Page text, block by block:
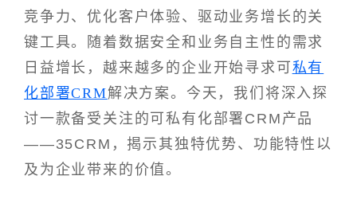
竞争力、优化客户体验、驱动业务增长的关
键工具。随着数据安全和业务自主性的需求
日益增长，越来越多的企业开始寻求可私有
化部署CRM解决方案。今天，我们将深入探
讨一款备受关注的可私有化部署CRM产品
——35CRM，揭示其独特优势、功能特性以
及为企业带来的价值。